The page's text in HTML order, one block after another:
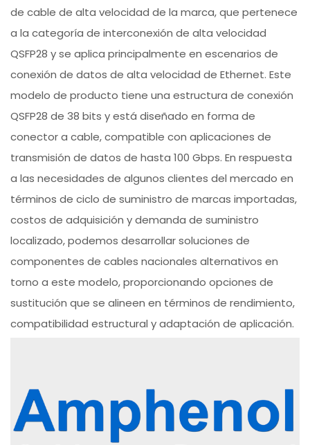
de cable de alta velocidad de la marca, que pertenece
a la categoría de interconexión de alta velocidad
QSFP28 y se aplica principalmente en escenarios de
conexión de datos de alta velocidad de Ethernet. Este
modelo de producto tiene una estructura de conexión
QSFP28 de 38 bits y está diseñado en forma de
conector a cable, compatible con aplicaciones de
transmisión de datos de hasta 100 Gbps. En respuesta
a las necesidades de algunos clientes del mercado en
términos de ciclo de suministro de marcas importadas,
costos de adquisición y demanda de suministro
localizado, podemos desarrollar soluciones de
componentes de cables nacionales alternativos en
torno a este modelo, proporcionando opciones de
sustitución que se alineen en términos de rendimiento,
compatibilidad estructural y adaptación de aplicación.